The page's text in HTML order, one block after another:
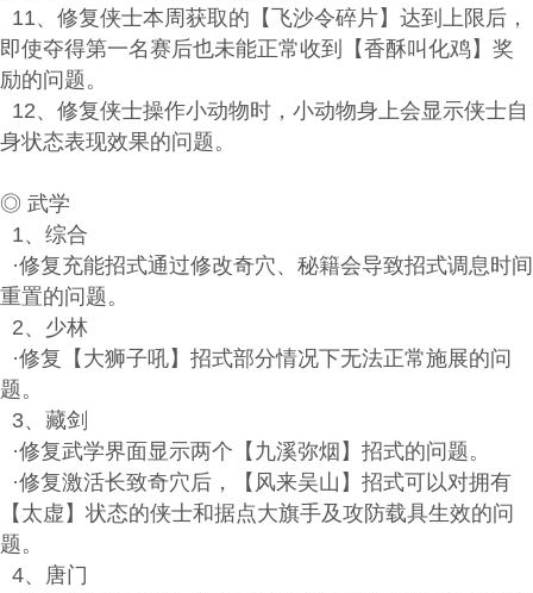
11、修复侠士本周获取的【飞沙令碎片】达到上限后，
即使夺得第一名赛后也未能正常收到【香酥叫化鸡】奖
励的问题。
12、修复侠士操作小动物时，小动物身上会显示侠士自
身状态表现效果的问题。
◎ 武学
1、综合
·修复充能招式通过修改奇穴、秘籍会导致招式调息时间
重置的问题。
2、少林
·修复【大狮子吼】招式部分情况下无法正常施展的问
题。
3、藏剑
·修复武学界面显示两个【九溪弥烟】招式的问题。
·修复激活长致奇穴后，【风来吴山】招式可以对拥有
【太虚】状态的侠士和据点大旗手及攻防载具生效的问
题。
4、唐门